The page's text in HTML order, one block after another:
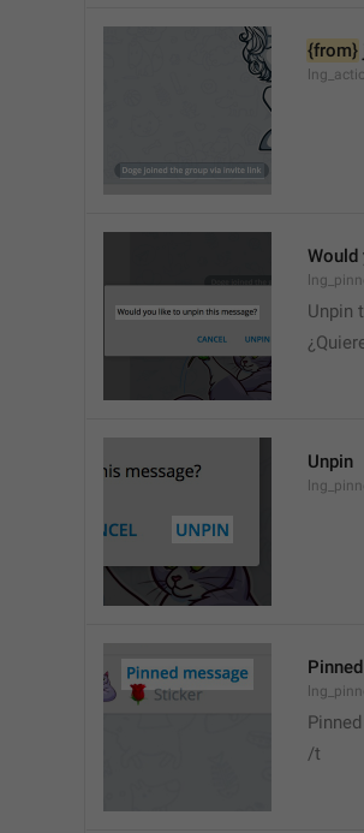
{from}
Would
Unpin
Unpin
/t